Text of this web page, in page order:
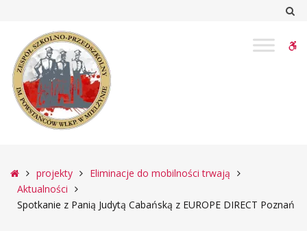
Panią
Judytą
Cabańską
EUROPE
Głównaprojekty
Eliminacje do mobilności trwają
Aktualności
Spotkanie z Panią Judytą Cabańską z EUROPE DIRECT Poznań